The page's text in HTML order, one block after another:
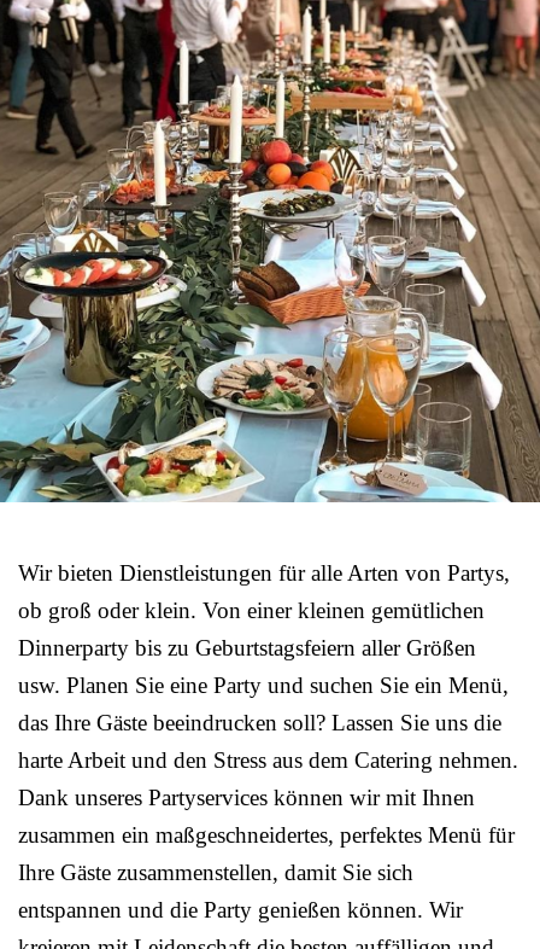
Wir bieten Dienstleistungen für alle Arten von Partys,
ob groß oder klein. Von einer kleinen gemütlichen
Dinnerparty bis zu Geburtstagsfeiern aller Größen
usw. Planen Sie eine Party und suchen Sie ein Menü,
das Ihre Gäste beeindrucken soll? Lassen Sie uns die
harte Arbeit und den Stress aus dem Catering nehmen.
Dank unseres Partyservices können wir mit Ihnen
zusammen ein maßgeschneidertes, perfektes Menü für
Ihre Gäste zusammenstellen, damit Sie sich
entspannen und die Party genießen können. Wir